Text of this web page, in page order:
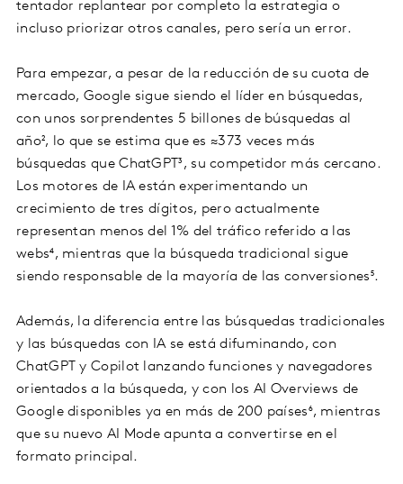
tentador replantear por completo la estrategia o
incluso priorizar otros canales, pero sería un error.
Para empezar, a pesar de la reducción de su cuota de
mercado, Google sigue siendo el líder en búsquedas,
con unos sorprendentes 5 billones de búsquedas al
año², lo que se estima que es ≈373 veces más
búsquedas que ChatGPT³, su competidor más cercano.
Los motores de IA están experimentando un
crecimiento de tres dígitos, pero actualmente
representan menos del 1% del tráfico referido a las
webs⁴, mientras que la búsqueda tradicional sigue
siendo responsable de la mayoría de las conversiones⁵.
Además, la diferencia entre las búsquedas tradicionales
y las búsquedas con IA se está difuminando, con
ChatGPT y Copilot lanzando funciones y navegadores
orientados a la búsqueda, y con los AI Overviews de
Google disponibles ya en más de 200 países⁶, mientras
que su nuevo AI Mode apunta a convertirse en el
formato principal.